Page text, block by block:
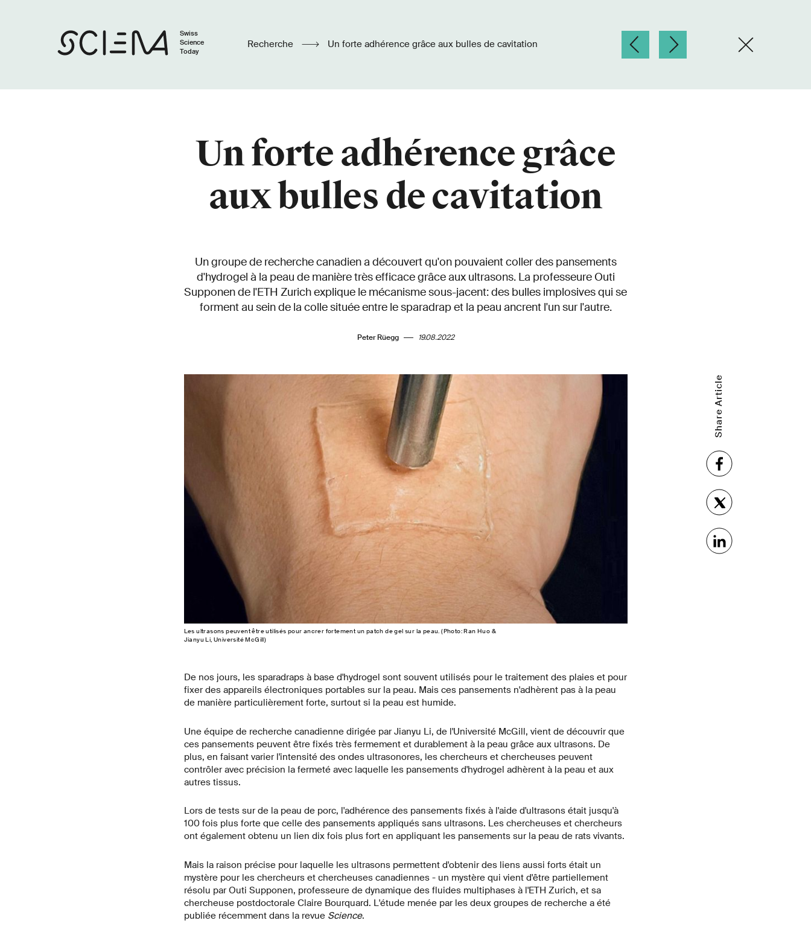
Swiss
Science
Today
Recherche Un forte adhérence grâce aux bulles de cavitation
Un forte adhérence grâce
aux bulles de cavitation
Un groupe de recherche canadien a découvert qu'on pouvaient coller des pansements
d'hydrogel à la peau de manière très efficace grâce aux ultrasons. La professeure Outi
Supponen de l'ETH Zurich explique le mécanisme sous-jacent: des bulles implosives qui se
forment au sein de la colle située entre le sparadrap et la peau ancrent l'un sur l'autre.
Peter Rüegg 19.08.2022
Les ultrasons peuvent être utilisés pour ancrer fortement un patch de gel sur la peau. (Photo: Ran Huo &
Jianyu Li, Université McGill)
Share Article
De nos jours, les sparadraps à base d'hydrogel sont souvent utilisés pour le traitement des plaies et pour
fixer des appareils électroniques portables sur la peau. Mais ces pansements n'adhèrent pas à la peau
de manière particulièrement forte, surtout si la peau est humide.
Une équipe de recherche canadienne dirigée par Jianyu Li, de l'Université McGill, vient de découvrir que
ces pansements peuvent être fixés très fermement et durablement à la peau grâce aux ultrasons. De
plus, en faisant varier l'intensité des ondes ultrasonores, les chercheurs et chercheuses peuvent
contrôler avec précision la fermeté avec laquelle les pansements d'hydrogel adhèrent à la peau et aux
autres tissus.
Lors de tests sur de la peau de porc, l'adhérence des pansements fixés à l'aide d'ultrasons était jusqu'à
100 fois plus forte que celle des pansements appliqués sans ultrasons. Les chercheuses et chercheurs
ont également obtenu un lien dix fois plus fort en appliquant les pansements sur la peau de rats vivants.
Mais la raison précise pour laquelle les ultrasons permettent d'obtenir des liens aussi forts était un
mystère pour les chercheurs et chercheuses canadiennes - un mystère qui vient d'être partiellement
résolu par Outi Supponen, professeure de dynamique des fluides multiphases à l'ETH Zurich, et sa
chercheuse postdoctorale Claire Bourquard. L'étude menée par les deux groupes de recherche a été
publiée récemment dans la revue Science.